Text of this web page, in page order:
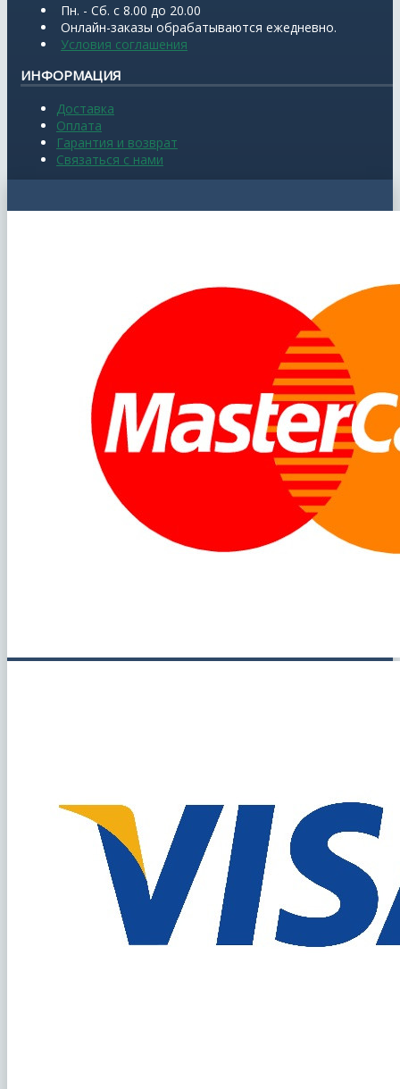
Пн. - Сб. с 8.00 до 20.00
Онлайн-заказы обрабатываются ежедневно.
Условия соглашения
ИНФОРМАЦИЯ
Доставка
Оплата
Гарантия и возврат
Связаться с нами